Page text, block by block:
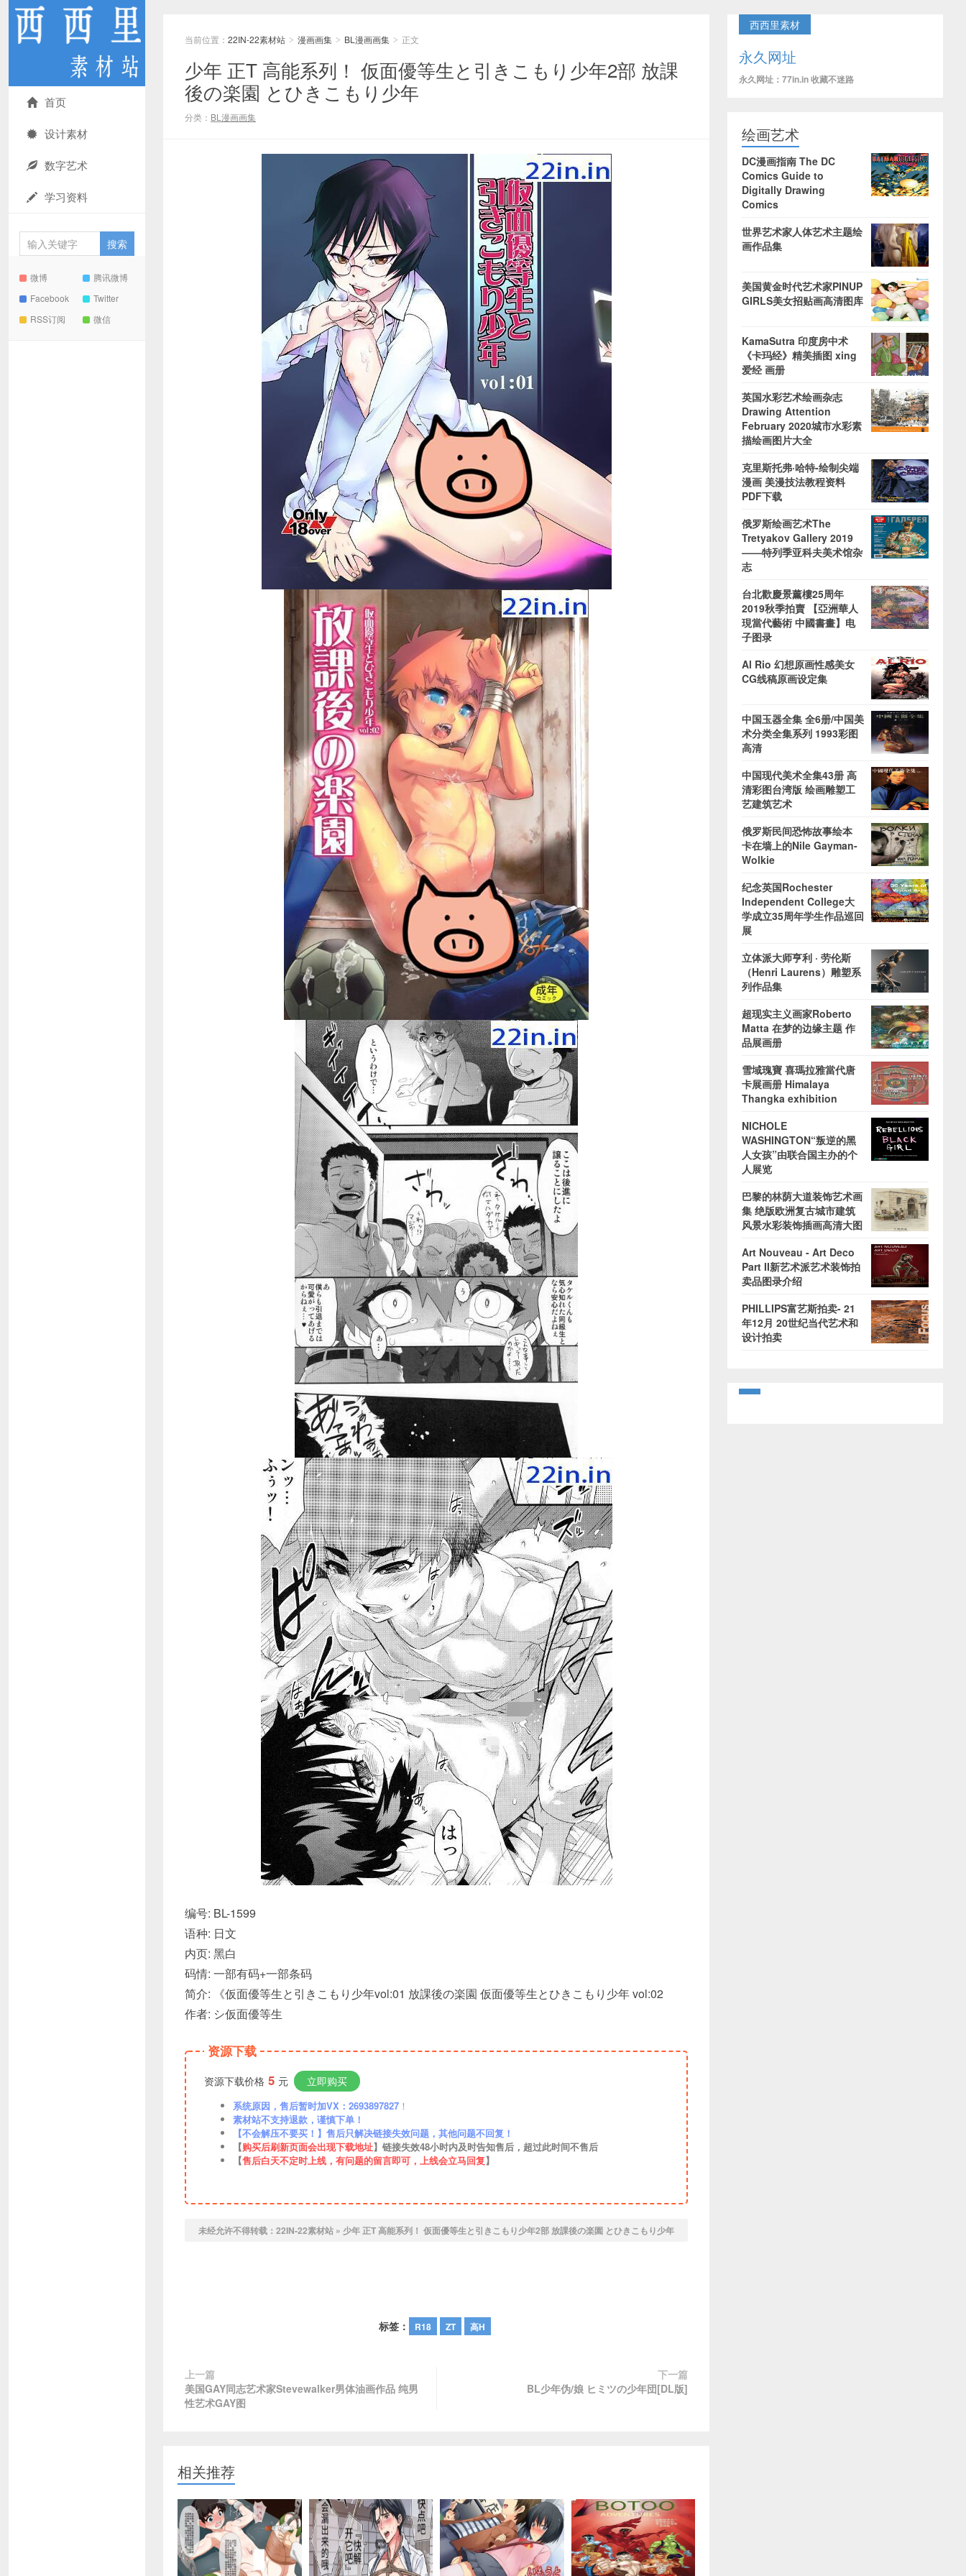
首页
设计素材
数字艺术
学习资料
微博
腾讯微博
Facebook
Twitter
RSS订阅
微信
当前位置： 22IN-22素材站 > 漫画画集 > BL漫画画集 > 正文
少年 正T 高能系列！ 仮面優等生と引きこもり少年2部 放課
後の楽園 とひきこもり少年
分类： BL漫画画集
编号: BL-1599
语种: 日文
内页: 黑白
码情: 一部有码+一部条码
简介: 《仮面優等生と引きこもり少年vol:01 放課後の楽園 仮面優等生とひきこもり少年 vol:02
作者: シ仮面優等生
资源下载
资源下载价格 5 元 立即购买
系统原因，售后暂时加VX：2693897827 ！
素材站不支持退款，谨慎下单！
【不会解压不要买！】售后只解决链接失效问题，其他问题不回复！
【购买后刷新页面会出现下载地址】链接失效48小时内及时告知售后，超过此时间不售后
【售后白天不定时上线，有问题的留言即可，上线会立马回复】
未经允许不得转载： 22IN-22素材站 » 少年 正T 高能系列！ 仮面優等生と引きこもり少年2部 放課後の楽園 とひきこもり少年
标签： R18 ZT 高H
上一篇
美国GAY同志艺术家Stevewalker男体油画作品 纯男
性艺术GAY图
下一篇
BL少年伪/娘 ヒミツの少年団[DL版]
相关推荐
西西里素材
永久网址
永久网址：77in.in 收藏不迷路
绘画艺术
DC漫画指南 The DC
Comics Guide to
Digitally Drawing
Comics
世界艺术家人体艺术主题绘
画作品集
美国黄金时代艺术家PINUP
GIRLS美女招贴画高清图库
KamaSutra 印度房中术
《卡玛经》精美插图 xing
爱经 画册
英国水彩艺术绘画杂志
Drawing Attention
February 2020城市水彩素
描绘画图片大全
克里斯托弗·哈特-绘制尖端
漫画 美漫技法教程资料
PDF下载
俄罗斯绘画艺术The
Tretyakov Gallery 2019
——特列季亚科夫美术馆杂
志
台北歡慶景薰樓25周年
2019秋季拍賣 【亞洲華人
現當代藝術 中國書畫】电
子图录
Al Rio 幻想原画性感美女
CG线稿原画设定集
中国玉器全集 全6册/中国美
术分类全集系列 1993彩图
高清
中国现代美术全集43册 高
清彩图台湾版 绘画雕塑工
艺建筑艺术
俄罗斯民间恐怖故事绘本
卡在墙上的Nile Gayman-
Wolkie
纪念英国Rochester
Independent College大
学成立35周年学生作品巡回
展
立体派大师亨利 · 劳伦斯
（Henri Laurens）雕塑系
列作品集
超现实主义画家Roberto
Matta 在梦的边缘主题 作
品展画册
雪域瑰寶 喜瑪拉雅當代唐
卡展画册 Himalaya
Thangka exhibition
NICHOLE
WASHINGTON“叛逆的黑
人女孩”由联合国主办的个
人展览
巴黎的林荫大道装饰艺术画
集 绝版欧洲复古城市建筑
风景水彩装饰插画高清大图
Art Nouveau - Art Deco
Part II新艺术派艺术装饰拍
卖品图录介绍
PHILLIPS富艺斯拍卖- 21
年12月 20世纪当代艺术和
设计拍卖